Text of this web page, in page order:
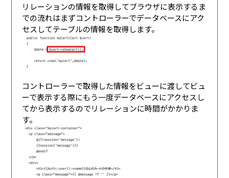
リレーションの情報を取得してブラウザに表示するま
での流れはまずコントローラーでデータベースにアク
セスしてテーブルの情報を取得します。
コントローラーで取得した情報をビューに渡してビュ
ーで表示する際にもう一度データベースにアクセスし
てから表示するのでリレーションに時間がかかりま
す。